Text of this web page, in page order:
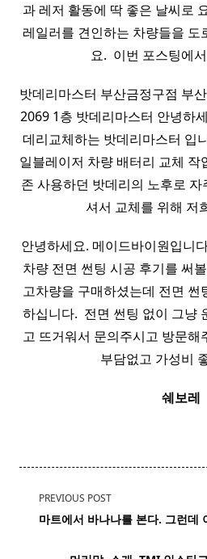
과 레저 활동에 딱 좋은 날씨로
레일러를 견인하는 차량들을 도
요. ​ 이번 포스팅에
밧데리마스터 부산금정구점 부
2069 1층 밧데리마스터 안녕하
데리교체하는 밧데리마스터 입
일블레이저 차량 배터리 교체 작
존 사용하던 밧데리의 노후로
셔서 교체를 위해 저
안녕하세요. 메이드바이원입니
차량 전면 썬팅 시공 후기를 써
고차량을 구매하셨는데 전면 썬
하십니다. ​ 전면 썬팅 없이 그냥
고 뜨거워서 문의주시고 방문해
부담없고 가성비
쉐보레
<span
class="nav-
PREVIOUS POST
마트에서 바나나를 본다. 그런데